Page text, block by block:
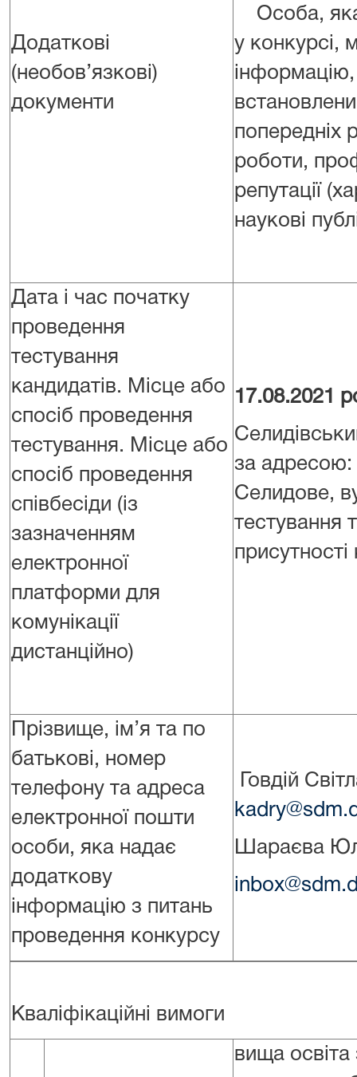
Додаткові
(необов’язкові)
документи
Особа, яка
у конкурсі,
інформацію,
попередніх
роботи,
репутації
наукові
Дата і час початку
проведення
тестування
кандидатів. Місце або
спосіб проведення
тестування. Місце або
спосіб проведення
співбесіди (із
зазначенням
електронної
платформи для
комунікації
дистанційно)
17.08.2021
за адресою:
Селидове,
тестування
присутності
Прізвище, ім’я та по
батькові, номер
телефону та адреса
електронної пошти
особи, яка надає
додаткову
інформацію з питань
проведення конкурсу
Говдій
Шараєва
Кваліфікаційні вимоги
вища освіта